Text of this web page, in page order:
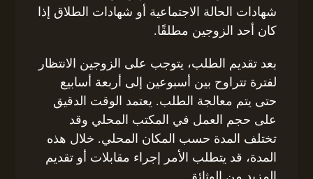
شهادات الحالة الاجتماعية أو شهادات الطلاق إذا
كان أحد الزوجين مطلقًا.
بعد تقديم الطلب، يتوجب على الزوجين الانتظار
لفترة تتراوح بين أسبوعين إلى أربعة أسابيع
حتى يتم معالجة الطلب. يعتمد الوقت الدقيق
على حجم العمل في المكتب المحلي وقد
تختلف المدة حسب المكان المحلي. خلال هذه
المدة، قد يتطلب الأمر إجراء مقابلات أو تقديم
المزيد من الوثائق.